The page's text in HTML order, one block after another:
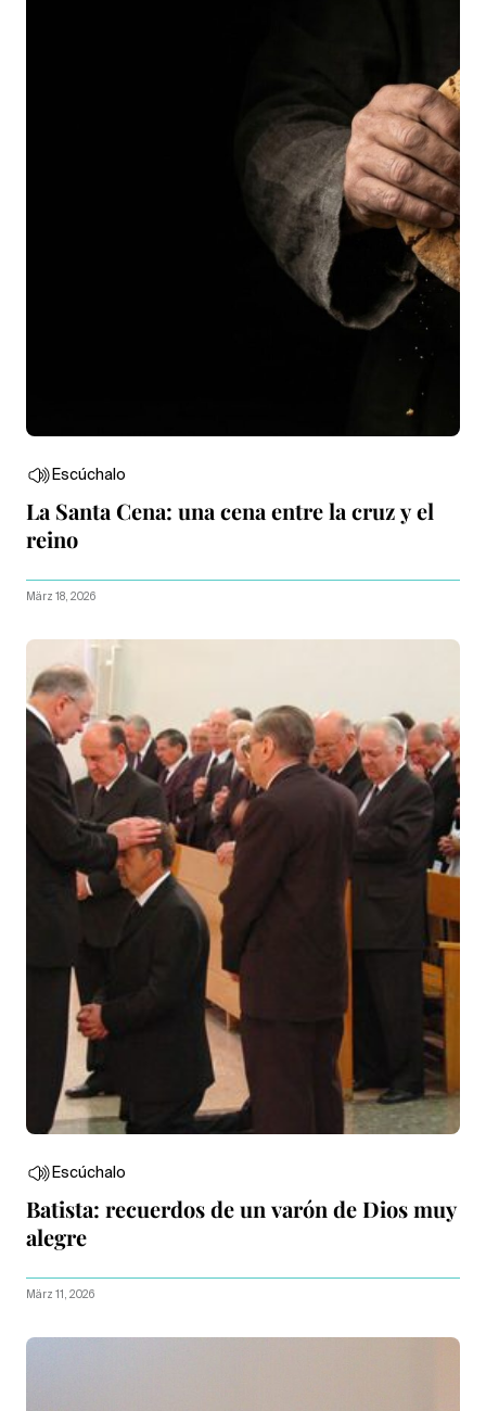
Escúchalo
La Santa Cena: una cena entre la cruz y el
reino
März 18, 2026
Escúchalo
Batista: recuerdos de un varón de Dios muy
alegre
März 11, 2026